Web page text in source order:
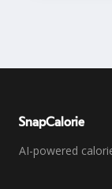
SnapCalorie
AI-powered